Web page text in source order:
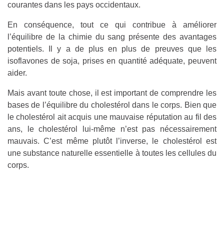
courantes dans les pays occidentaux.
En conséquence, tout ce qui contribue à améliorer
l’équilibre de la chimie du sang présente des avantages
potentiels. Il y a de plus en plus de preuves que les
isoflavones de soja, prises en quantité adéquate, peuvent
aider.
Mais avant toute chose, il est important de comprendre les
bases de l’équilibre du cholestérol dans le corps. Bien que
le cholestérol ait acquis une mauvaise réputation au fil des
ans, le cholestérol lui-même n’est pas nécessairement
mauvais. C’est même plutôt l’inverse, le cholestérol est
une substance naturelle essentielle à toutes les cellules du
corps.